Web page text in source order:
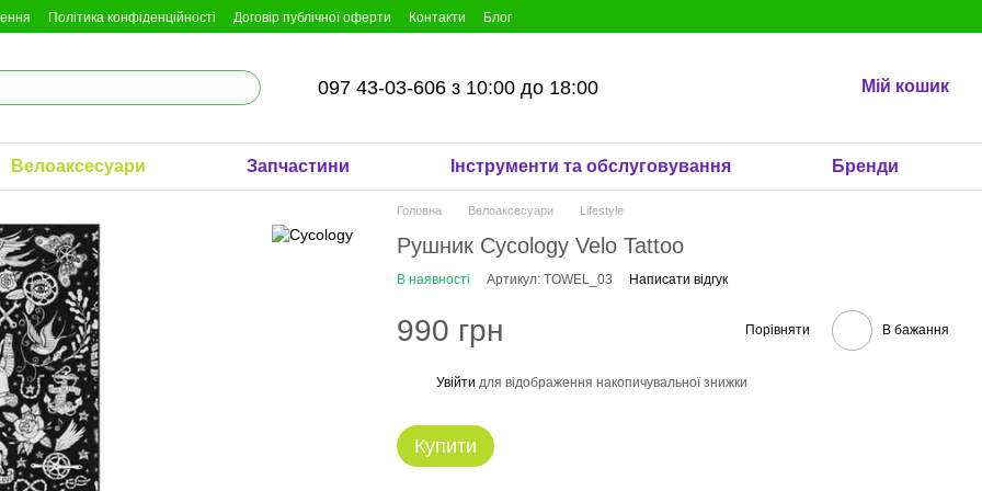
Політика конфіденційності Договір публічної оферти Контакти Блог
097 43-03-606 з 10:00 до 18:00 Мій кошик
Велоаксесуари Запчастини Інструменти та обслуговування Бренди
Головна Велоаксесуари Lifestyle
Рушник Cycology Velo Tattoo
В наявності Артикул: TOWEL_03 Написати відгук
990 грн Порівняти В бажання
Увійти для відображення накопичувальної знижки
Купити